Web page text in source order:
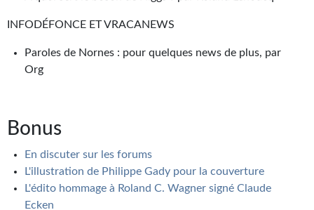
INFODÉFONCE ET VRACANEWS
Paroles de Nornes : pour quelques news de plus, par
Org
Bonus
En discuter sur les forums
L'illustration de Philippe Gady pour la couverture
L'édito hommage à Roland C. Wagner signé Claude
Ecken